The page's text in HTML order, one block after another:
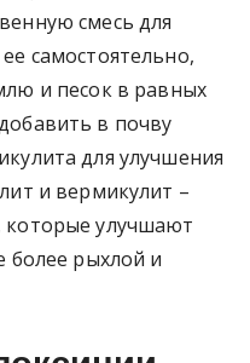
смесь для
самостоятельно,
и песок в равных
в почву
для улучшения
и вермикулит –
улучшают
более рыхлой и